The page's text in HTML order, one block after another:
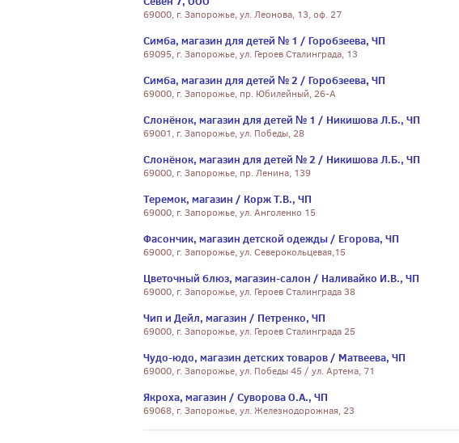
69000, г. Запорожье, ул. Леонова, 13, оф. 27
Симба, магазин для детей № 1 / Горобзеева, ЧП
69095, г. Запорожье, ул. Героев Сталинграда, 13
Симба, магазин для детей № 2 / Горобзеева, ЧП
69000, г. Запорожье, пр. Юбилейный, 26-А
Слонёнок, магазин для детей № 1 / Никишова Л.Б., ЧП
69001, г. Запорожье, ул. Победы, 28
Слонёнок, магазин для детей № 2 / Никишова Л.Б., ЧП
69000, г. Запорожье, пр. Ленина, 139
Теремок, магазин / Корж Т.В., ЧП
69000, г. Запорожье, ул. Анголенко 15
Фасончик, магазин детской одежды / Егорова, ЧП
69000, г. Запорожье, ул. Северокольцевая,15
Цветочный блюз, магазин-салон / Наливайко И.В., ЧП
69000, г. Запорожье, ул. Героев Сталинграда 38
Чип и Дейл, магазин / Петренко, ЧП
69000, г. Запорожье, ул. Героев Сталинграда 25
Чудо-юдо, магазин детских товаров / Матвеева, ЧП
69000, г. Запорожье, ул. Победы 45 / ул. Артема, 71
Якроха, магазин / Суворова О.А., ЧП
69068, г. Запорожье, ул. Железнодорожная, 23